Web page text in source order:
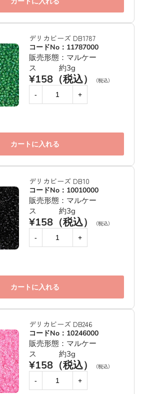
デリカビーズ DB1787
コードNo：11787000
販売形態：マルケー
ス 約3g
¥158（税込） （税込）
- +
カートに入れる
デリカビーズ DB10
コードNo：10010000
販売形態：マルケー
ス 約3g
¥158（税込） （税込）
- +
カートに入れる
デリカビーズ DB246
コードNo：10246000
販売形態：マルケー
ス 約3g
¥158（税込） （税込）
- +